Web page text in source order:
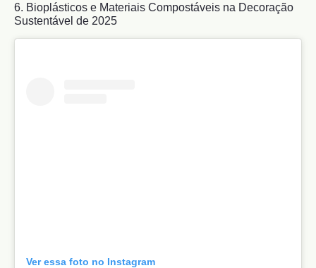
6. Bioplásticos e Materiais Compostáveis na Decoração
Sustentável de 2025
Ver essa foto no Instagram